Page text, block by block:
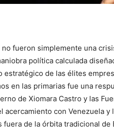
fueron simplemente una
política calculada
estratégico de las élites
en las primarias fue una
de Xiomara Castro y las
acercamiento con Venezuela
de la órbita tradicional de